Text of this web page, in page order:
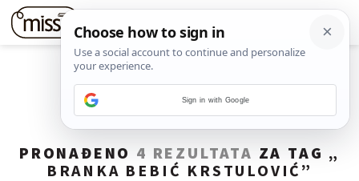
PRONAĐENO 4 REZULTATA ZA TAG „
BRANKA BEBIĆ KRSTULOVIĆ ”
Sign in with Google